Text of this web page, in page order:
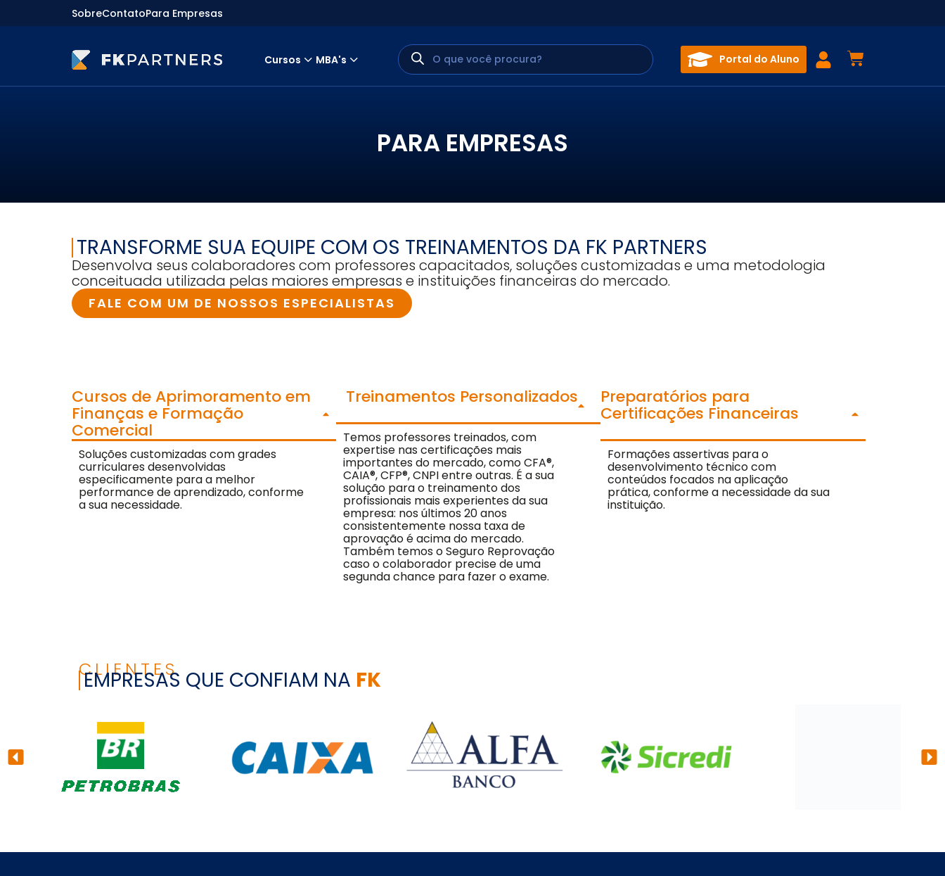
SobreContatoPara Empresas
Cursos MBA's Portal do Aluno
PORTAL EAD
Modelagem Financeira Aplicada
Curso Avan. de Análise de Crédito
PARA EMPRESAS
TRANSFORME SUA EQUIPE COM OS TREINAMENTOS DA FK PARTNERS
Desenvolva seus colaboradores com professores capacitados, soluções customizadas e uma metodologia
conceituada utilizada pelas maiores empresas e instituições financeiras do mercado.
FALE COM UM DE NOSSOS ESPECIALISTAS
Cursos de Aprimoramento em
Finanças e Formação
Comercial
Soluções customizadas com grades
curriculares desenvolvidas
especificamente para a melhor
performance de aprendizado, conforme
a sua necessidade.
Treinamentos Personalizados
Temos professores treinados, com
expertise nas certificações mais
importantes do mercado, como CFA®,
CAIA®, CFP®, CNPI entre outras. É a sua
solução para o treinamento dos
profissionais mais experientes da sua
empresa: nos últimos 20 anos
consistentemente nossa taxa de
aprovação é acima do mercado.
Também temos o Seguro Reprovação
caso o colaborador precise de uma
segunda chance para fazer o exame.
Preparatórios para
Certificações Financeiras
Formações assertivas para o
desenvolvimento técnico com
conteúdos focados na aplicação
prática, conforme a necessidade da sua
instituição.
CLIENTES
EMPRESAS QUE CONFIAM NA FK